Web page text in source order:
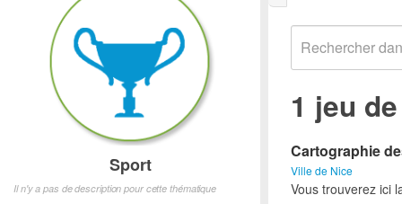
1 jeu
Cartographie
Ville de Nice
Vous trouverez ici
Sport
Il n'y a pas de description pour cette thématique